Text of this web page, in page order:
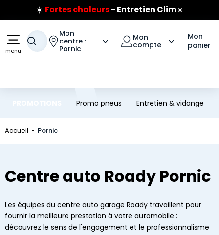
Aller au contenu principal
Aller à la navigation
☀️ Fortes chaleurs- Entretien Clim☀️
Prix coûtant pneus Bridgestone
🔥
Extincteur :
Jusqu'à 120€ remboursés
sur les pneus Bridgestone
menu
Votre recherche
Mon
centre :
Pornic
Mon
compte
Mon
panier
Promo pneus Entretien & vidange
Accueil Pornic
Centre auto Roady Pornic
Les équipes du centre auto garage Roady travaillent pour
fournir la meilleure prestation à votre automobile :
découvrez le sens de l'engagement et le professionnalisme